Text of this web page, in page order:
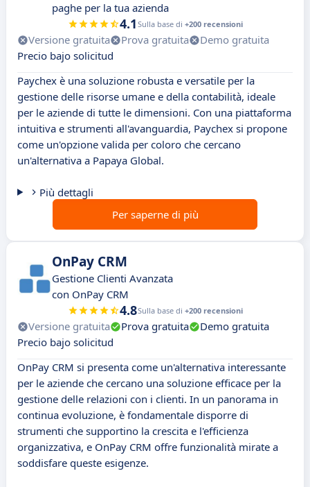
paghe per la tua azienda
4.1 Sulla base di +200 recensioni
Versione gratuita Prova gratuita
Demo gratuita
Precio bajo solicitud
Paychex è una soluzione robusta e versatile per la
gestione delle risorse umane e della contabilità, ideale
per le aziende di tutte le dimensioni. Con una piattaforma
intuitiva e strumenti all'avanguardia, Paychex si propone
come un'opzione valida per coloro che cercano
un'alternativa a Papaya Global.
Più dettagli
Per saperne di più
OnPay CRM
Gestione Clienti Avanzata
con OnPay CRM
4.8Sulla base di +200 recensioni
Versione gratuita Prova gratuita
Demo gratuita
Precio bajo solicitud
OnPay CRM si presenta come un'alternativa interessante
per le aziende che cercano una soluzione efficace per la
gestione delle relazioni con i clienti. In un panorama in
continua evoluzione, è fondamentale disporre di
strumenti che supportino la crescita e l'efficienza
organizzativa, e OnPay CRM offre funzionalità mirate a
soddisfare queste esigenze.